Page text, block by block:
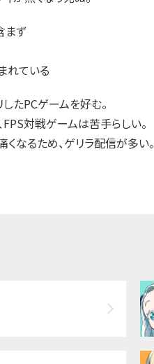
まず
れている
たPCゲームを好む。
対戦ゲームは苦手らしい。
なるため、ゲリラ配信が多い。